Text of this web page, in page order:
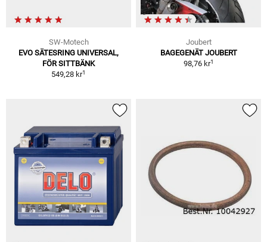
SW-Motech
EVO SÄTESRING UNIVERSAL,
FÖR SITTBÄNK
549,28 kr1
Joubert
BAGEGENÄT JOUBERT
98,76 kr1